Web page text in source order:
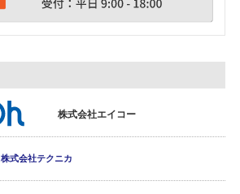
株式会社エイコー
株式会社テクニカ